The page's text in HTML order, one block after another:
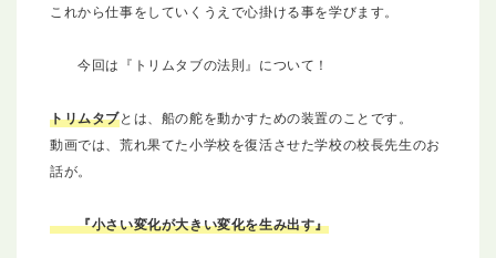
これから仕事をしていくうえで心掛ける事を学びます。
今回は『トリムタブの法則』について！
トリムタブとは、船の舵を動かすための装置のことです。
動画では、荒れ果てた小学校を復活させた学校の校長先生のお
話が。
『小さい変化が大きい変化を生み出す』